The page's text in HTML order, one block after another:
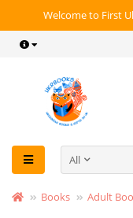
Welcome to First
All
Books Adult